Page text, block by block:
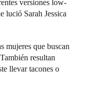
versiones low-
lució Sarah Jessica
mujeres que buscan
resultan
llevar tacones o